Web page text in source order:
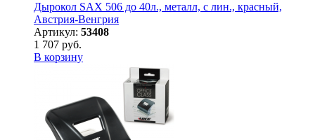
Дырокол SAX 506 до 40л., металл, с лин., красный,
Австрия-Венгрия
Артикул: 53408
1 707 руб.
В корзину